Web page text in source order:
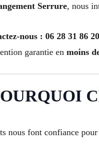
Serrure, nous
nous : 06 28 31 86 20
garantie en moins
nous font confiance